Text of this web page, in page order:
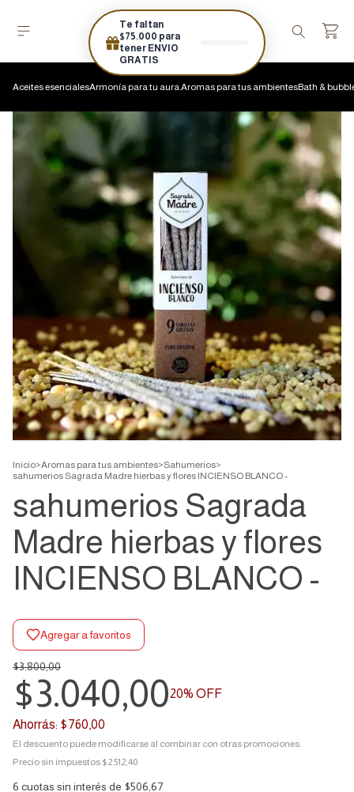
Aceites esencialesArmonía para tu aura.Aromas para tus ambientesBath &
Inicio>Aromas para tus ambientes>Sahumerios>
sahumerios Sagrada Madre hierbas y flores INCIENSO BLANCO -
sahumerios Sagrada
Madre hierbas y flores
INCIENSO BLANCO -
Agregar a favoritos
$3.800,00
$3.040,0020% OFF
Ahorrás: $760,00
El descuento puede modificarse al combinar con otras promociones.
Precio sin impuestos $2.512,40
6 cuotas sin interés de $506,67
Te faltan
$75.000 para
tener ENVIO
GRATIS